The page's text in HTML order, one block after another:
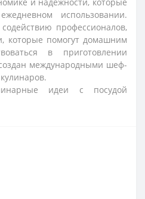
использовании.
профессионалов,
которые помогут домашним
в приготовлении
международными шеф-
идеи с посудой